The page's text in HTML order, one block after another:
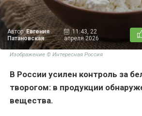
Автор:Евгения
Патановская
11:43, 22
апреля 2026
Изображение © Интересная Россия
В России усилен контроль за
творогом: в продукции
вещества.